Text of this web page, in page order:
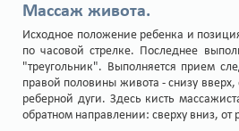
Массаж живота.
Исходное положение ребенка и
по часовой стрелке. Последнее
"треугольник". Выполняется прием
правой половины живота - снизу
реберной дуги. Здесь кисть
обратном направлении: сверху вниз,